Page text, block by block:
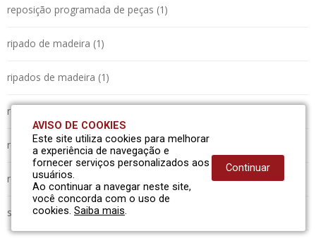
reposição programada de peças (1)
ripado de madeira (1)
ripados de madeira (1)
rodapé (1)
rodapés (1)
roliços (1)
serraria (1)
AVISO DE COOKIES
Este site utiliza cookies para melhorar
a experiência de navegação e
fornecer serviços personalizados aos
usuários.
Ao continuar a navegar neste site,
você concorda com o uso de
cookies. Saiba mais.
Continuar